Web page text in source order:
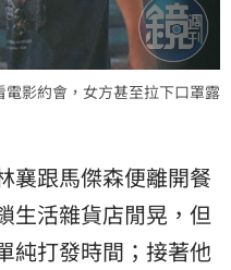
影約會，女方甚至拉下口罩露
襄跟馬傑森便離開餐
生活雜貨店閒晃，但
純打發時間；接著他